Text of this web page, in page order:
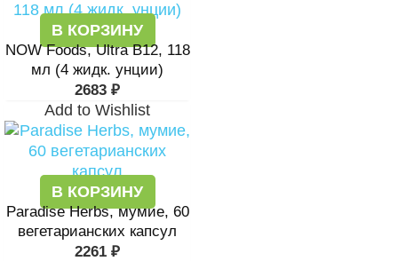
В КОРЗИНУ
NOW Foods, Ultra B12, 118
мл (4 жидк. унции)
2683 ₽
Add to Wishlist
В КОРЗИНУ
Paradise Herbs, мумие, 60
вегетарианских капсул
2261 ₽